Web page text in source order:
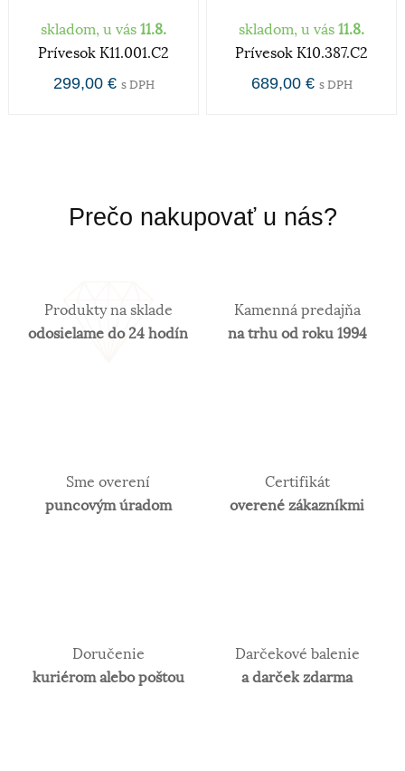
Zlato patrí k najstarším kovom a je ušľachtilý žltý,
stály a veľmi kujný kov známy už od
staroveku.Používa sa najmä na výrobu
šperkov.Samotné rýdze zlato je príliš mäkké a
zlato je najpoužívanejšie z hľadiska trvácnosti
skladom, u vás 11.8.
Prívesok K11.001.C2
299,00 € s DPH
skladom, u vás 11.8.
Prívesok K10.387.C2
689,00 € s DPH
Prečo nakupovať u nás?
Produkty na sklade
odosielame do 24 hodín
Kamenná predajňa
na trhu od roku 1994
Sme overení
puncovým úradom
Certifikát
overené zákazníkmi
Doručenie
kuriérom alebo poštou
Darčekové balenie
a darček zdarma